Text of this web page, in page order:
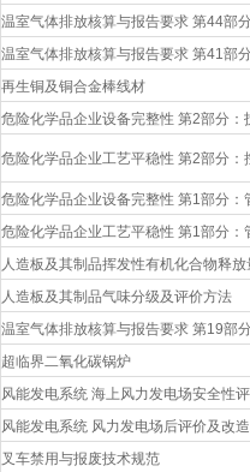
温室气体排放核算与报告要求 第44部
温室气体排放核算与报告要求 第41部
再生铜及铜合金棒线材
危险化学品企业设备完整性 第2部分：
危险化学品企业工艺平稳性 第2部分
危险化学品企业设备完整性 第1部分：
危险化学品企业工艺平稳性 第1部分：
人造板及其制品挥发性有机化合物释放
人造板及其制品气味分级及评价方法
温室气体排放核算与报告要求 第19部
超临界二氧化碳锅炉
风能发电系统 海上风力发电场安全性
风能发电系统 风力发电场后评价及改
叉车禁用与报废技术规范